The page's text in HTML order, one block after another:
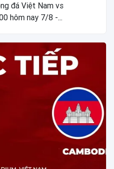
đá Việt Nam vs
hôm nay 7/8 -...